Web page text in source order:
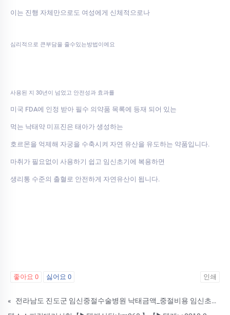
이는 진행 자체만으로도 여성에게 신체적으로나
심리적으로 큰부담을 줄수있는방법이에요
사용된 지 30년이 넘었고 안전성과 효과를
미국 FDA에 인정 받아 필수 의약품 목록에 등재 되어 있는
먹는 낙태약 미프진은 태아가 생성하는
호르몬을 억제해 자궁을 수축시켜 자연 유산을 유도하는 약품입니다.
마취가 필요없이 사용하기 쉽고 임신초기에 복용하면
생리통 수준의 출혈로 안전하게 자연유산이 됩니다.
좋아요 0 싫어요 0 인쇄
«
전라남도 진도군 임신중절수술병원 낙태금액_중절비용 임신초기낙태알약약물중절